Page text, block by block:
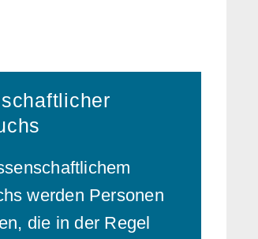
werden Personen
die in der Regel